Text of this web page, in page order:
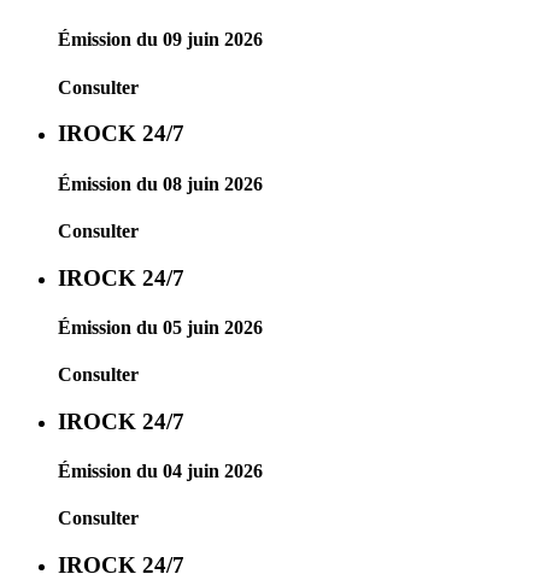
Émission du 09 juin 2026
Consulter
IROCK 24/7
Émission du 08 juin 2026
Consulter
IROCK 24/7
Émission du 05 juin 2026
Consulter
IROCK 24/7
Émission du 04 juin 2026
Consulter
IROCK 24/7